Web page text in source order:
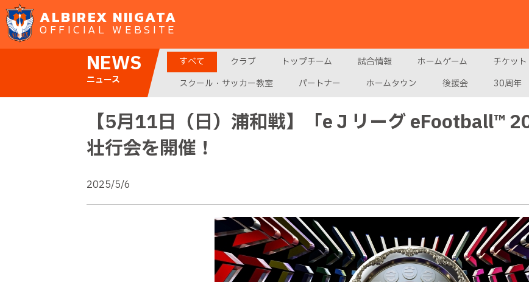
ALBIREX NIIGATA
OFFICIAL WEBSITE
NEWS
ニュース
すべて クラブ トップチーム 試合情報 ホームゲーム チケット
スクール・サッカー教室
パートナー ホームタウン 後援会 30周年
【5月11日（日）浦和戦】「eＪリーグ eFootball™
壮行会を開催！
2025/5/6